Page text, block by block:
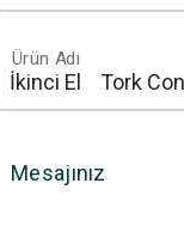
Ürün Adı
Mesajınız